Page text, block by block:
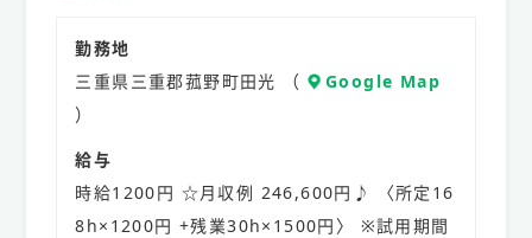
勤務地
三重県三重郡菰野町田光 （
Google Map
）
給与
時給1200円 ☆月収例 246,600円♪ 〈所定16
8h×1200円 +残業30h×1500円〉 ※試用期間